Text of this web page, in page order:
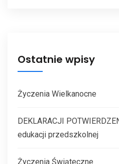
Ostatnie wpisy
Życzenia Wielkanocne
DEKLARACJI
edukacji przedszkolnej
Życzenia Świąteczne